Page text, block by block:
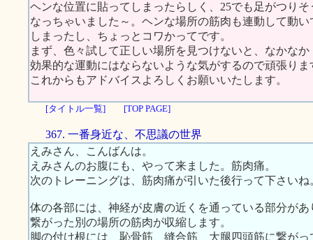
ヘンな位置に貼ってしまったらしく、25でも足がつりそ
なっちゃいました～。ヘンな場所の筋肉も連動して動い
しまったし、ちょっとコワかってです。
まず、色々試して正しい場所を見つけないと、なかなか
効果的な運動にはならないような気がするので頑張りま
これからもアドバイスよろしくお願いいたします。
[タイトル一覧] [TOP PAGE]
367. 一番身近な、不思議の世界
えみさん、こんばんは。
えみさんのお腹にも、やって来ました。筋肉痛。
次のトレーニングは、筋肉痛が引いた後行って下さいね
体の各部には、神経が皮膚の近くを通っている部分が
繋がった別の場所の筋肉が収縮します。
脚の付け根には、恥骨筋、縫合筋、大腿四頭筋に繋が